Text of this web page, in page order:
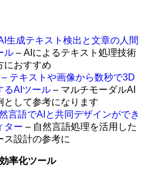
生成テキスト検出と文章の人間
ル – AIによるテキスト処理技術
におすすめ
– テキストや画像から数秒で3D
るAIツール – マルチモーダルAI
として参考になります
言語でAIと共同デザインができ
ター – 自然言語処理を活用した
ス設計の参考に
率化ツール